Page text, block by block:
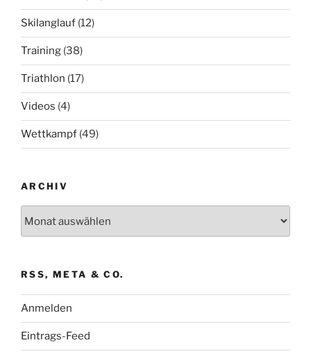
Skilanglauf (12)
Training (38)
Triathlon (17)
Videos (4)
Wettkampf (49)
ARCHIV
RSS, META & CO.
Anmelden
Eintrags-Feed